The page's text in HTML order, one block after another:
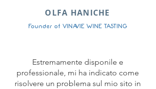
OLFA HANICHE
Founder of VINAVIE WINE TASTING
Estremamente disponile e
professionale, mi ha indicato come
risolvere un problema sul mio sito in